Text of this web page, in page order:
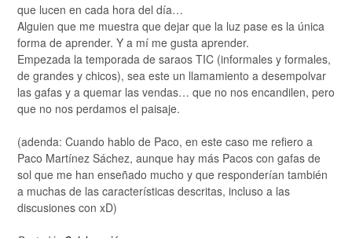
que lucen en cada hora del día…
Alguien que me muestra que dejar que la luz pase es la única
forma de aprender. Y a mí me gusta aprender.
Empezada la temporada de saraos TIC (informales y formales,
de grandes y chicos), sea este un llamamiento a desempolvar
las gafas y a quemar las vendas… que no nos encandilen, pero
que no nos perdamos el paisaje.
(adenda: Cuando hablo de Paco, en este caso me refiero a
Paco Martínez Sáchez, aunque hay más Pacos con gafas de
sol que me han enseñado mucho y que responderían también
a muchas de las características descritas, incluso a las
discusiones con xD)